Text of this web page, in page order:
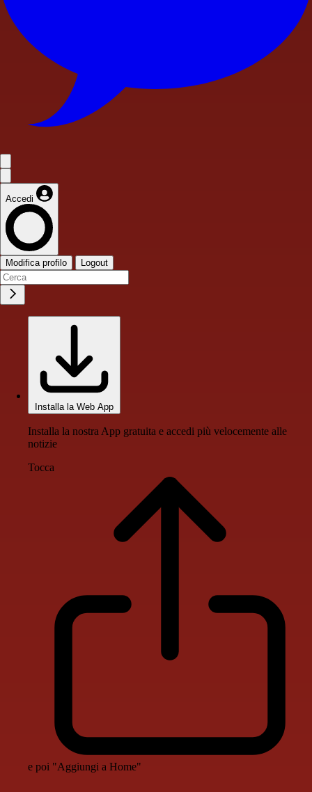
Accedi
Modifica profilo Logout
Installa la Web App
Installa la nostra App gratuita e accedi più velocemente alle
notizie
Tocca
e poi "Aggiungi a Home"